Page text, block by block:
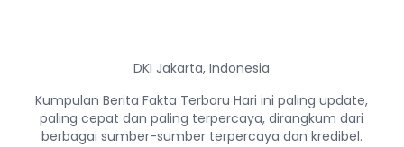
DKI Jakarta, Indonesia
Kumpulan Berita Fakta Terbaru Hari ini paling update,
paling cepat dan paling terpercaya, dirangkum dari
berbagai sumber-sumber terpercaya dan kredibel.